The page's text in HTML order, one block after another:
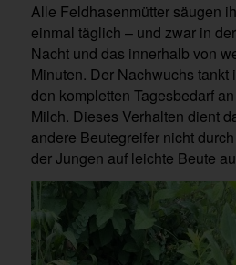
Alle Feldhasenmütter säugen
einmal täglich – und zwar in
Nacht und das innerhalb von
Minuten. Der Nachwuchs tankt
den kompletten Tagesbedarf
Milch. Dieses Verhalten dient
andere Beutegreifer nicht
der Jungen auf leichte Beute